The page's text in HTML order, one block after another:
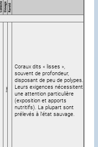
Coraux dits « lisses »,
souvent de profondeur,
disposant de peu de polypes.
Leurs exigences nécessitent
une attention particulière
(exposition et apports
nutritifs). La plupart sont
prélevés à l’état sauvage.